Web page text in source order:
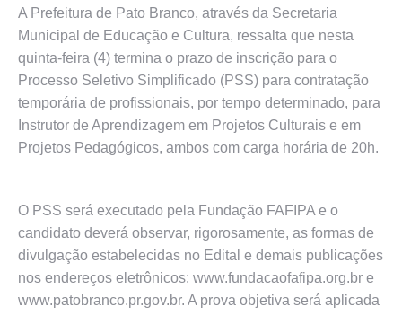
A Prefeitura de Pato Branco, através da Secretaria
Municipal de Educação e Cultura, ressalta que nesta
quinta-feira (4) termina o prazo de inscrição para o
Processo Seletivo Simplificado (PSS) para contratação
temporária de profissionais, por tempo determinado, para
Instrutor de Aprendizagem em Projetos Culturais e em
Projetos Pedagógicos, ambos com carga horária de 20h.
O PSS será executado pela Fundação FAFIPA e o
candidato deverá observar, rigorosamente, as formas de
divulgação estabelecidas no Edital e demais publicações
nos endereços eletrônicos: www.fundacaofafipa.org.br e
www.patobranco.pr.gov.br. A prova objetiva será aplicada